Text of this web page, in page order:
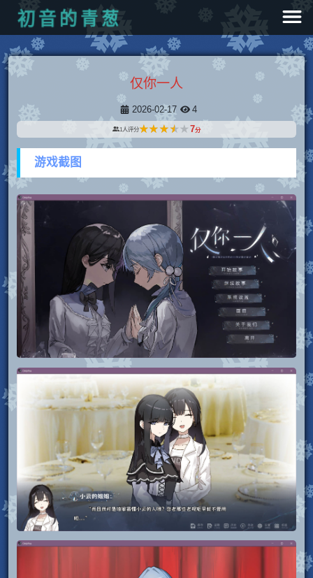
初 音 的 青葱
仅你一人
2026-02-17 4
1 人评分★★★★★
★★★★★ 7分
游戏截图